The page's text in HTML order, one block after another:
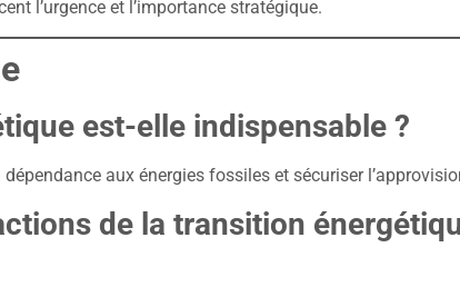
l’urgence et l’importance stratégique.
est-elle indispensable ?
dépendance aux énergies fossiles et sécuriser
de la transition